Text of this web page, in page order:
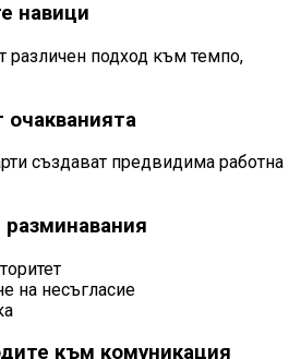
навици
различен подход към темпо,
очакванията
създават предвидима работна
на несъгласие
към комуникация